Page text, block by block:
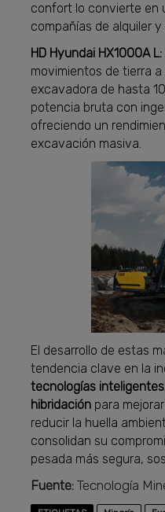
confort lo convierte en
compañías de alquiler
HD Hyundai HX1000A L:
movimientos de tierra
excavadora de hasta
potencia bruta con
ofreciendo un
excavación masiva.
El desarrollo de estas
tendencia clave en la
tecnologías
hibridación para
reducir la huella
consolidan su
pesada más segura,
Fuente: Tecnología